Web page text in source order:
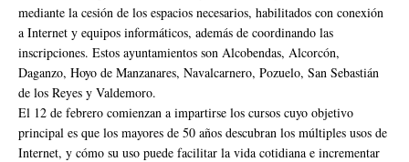
mediante la cesión de los espacios necesarios, habilitados con conexión
a Internet y equipos informáticos, además de coordinando las
inscripciones. Estos ayuntamientos son Alcobendas, Alcorcón,
Daganzo, Hoyo de Manzanares, Navalcarnero, Pozuelo, San Sebastián
de los Reyes y Valdemoro.
El 12 de febrero comienzan a impartirse los cursos cuyo objetivo
principal es que los mayores de 50 años descubran los múltiples usos de
Internet, y cómo su uso puede facilitar la vida cotidiana e incrementar